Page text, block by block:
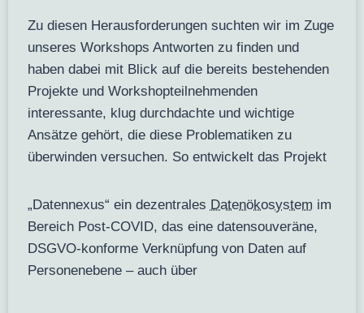
Zu diesen Herausforderungen suchten wir im Zuge
unseres Workshops Antworten zu finden und
haben dabei mit Blick auf die bereits bestehenden
Projekte und Workshopteilnehmenden
interessante, klug durchdachte und wichtige
Ansätze gehört, die diese Problematiken zu
überwinden versuchen. So entwickelt das Projekt
„Datennexus“ ein dezentrales Datenökosystem im
Bereich Post-COVID, das eine datensouveräne,
DSGVO-konforme Verknüpfung von Daten auf
Personenebene – auch über